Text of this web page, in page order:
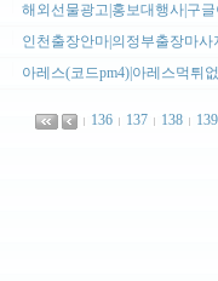
해외선물광고|홍보대행사|구
인천출장안마|의정부출장마사
아레스(코드pm4)|아레스먹튀
136 137 138 139